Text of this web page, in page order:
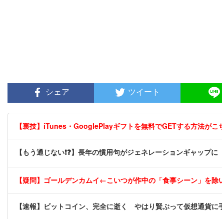
シェア ツイート
【裏技】iTunes・GooglePlayギフトを無料でGETする方法が
【もう通じない❗❓】長年の慣用句がジェネレーションギャップに
【疑問】ゴールデンカムイ←こいつが作中の「食事シーン」を
【速報】ビットコイン、完全に逝く やはり賢ぶって仮想通貨に